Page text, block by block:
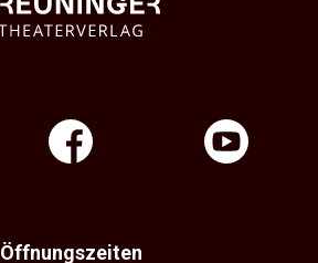
Öffnungszeiten